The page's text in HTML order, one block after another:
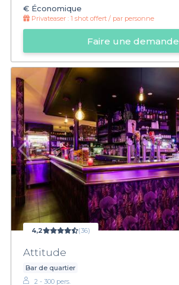
€ Économique
Privateaser : 1 shot offert / par personne
Faire une demande
4,2 (36)
Attitude
Bar de quartier
2 - 300 pers.